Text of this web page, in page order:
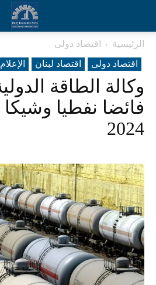
الرئيسية
اقتصاد دولی
اقتصاد دولی
اقتصاد لبنان
وكالة الطاقة
فائضا نفطيا وشيكا
2024